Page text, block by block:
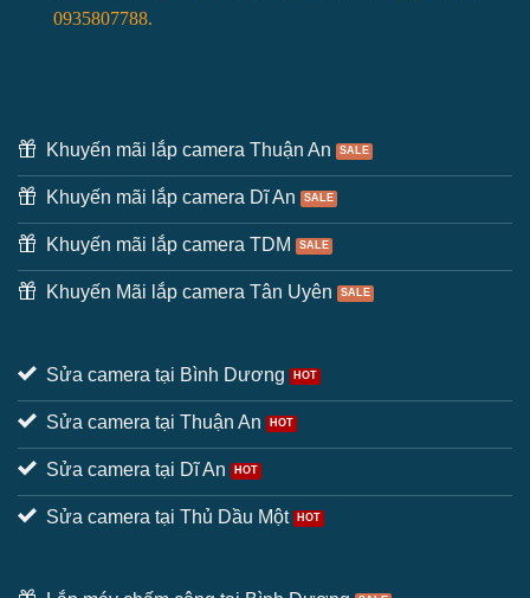
0935807788.
Khuyến mãi lắp camera Thuận An
Khuyến mãi lắp camera Dĩ An
Khuyến mãi lắp camera TDM
Khuyến Mãi lắp camera Tân Uyên
Sửa camera tại Bình Dương
Sửa camera tại Thuận An
Sửa camera tại Dĩ An
Sửa camera tại Thủ Dầu Một